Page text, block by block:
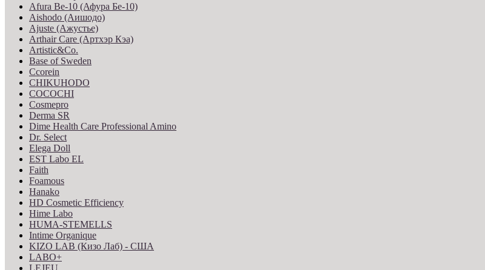
Afura Be-10 (Афура Бе-10)
Aishodo (Аишодо)
Ajuste (Ажустье)
Arthair Care (Артхэр Кэа)
Artistic&Co.
Base of Sweden
Ccorein
CHIKUHODO
COCOCHI
Cosmepro
Derma SR
Dime Health Care Professional Amino
Dr. Select
Elega Doll
EST Labo EL
Faith
Foamous
Hanako
HD Cosmetic Efficiency
Hime Labo
HUMA-STEMELLS
Intime Organique
KIZO LAB (Кизо Лаб) - США
LABO+
LEJEU